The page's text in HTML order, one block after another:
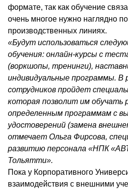
формате, так как обучение
очень многое нужно наглядно
производственных линиях.
«Будут использоваться
обучения: онлайн-курсы с
(воркшопы, тренинги),
индивидуальные программы. В
сотрудников пройдет
которая позволит им обучать
определенным программам с
удостоверений (замена
отмечает Ольга Фирсова,
развитию персонала «НПК
Тольятти».
Пока у Корпоративного
взаимодействия с внешними